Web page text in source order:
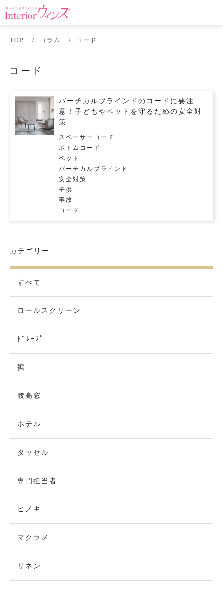
TOP コラム コード
コード
バーチカルブラインドのコードに要注
意！子どもやペットを守るための安全対
策
スペーサーコード
ボトムコード
ペット
バーチカルブラインド
安全対策
子供
事故
コード
カテゴリー
すべて
ロールスクリーン
ﾄﾞﾚｰﾌﾟ
裾
腰高窓
ホテル
タッセル
専門担当者
ヒノキ
マクラメ
リネン